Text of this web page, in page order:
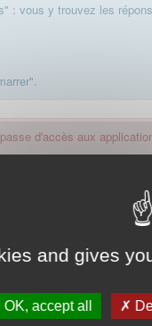
and gives
OK, accept all
: vous y trouvez les
d'accès aux